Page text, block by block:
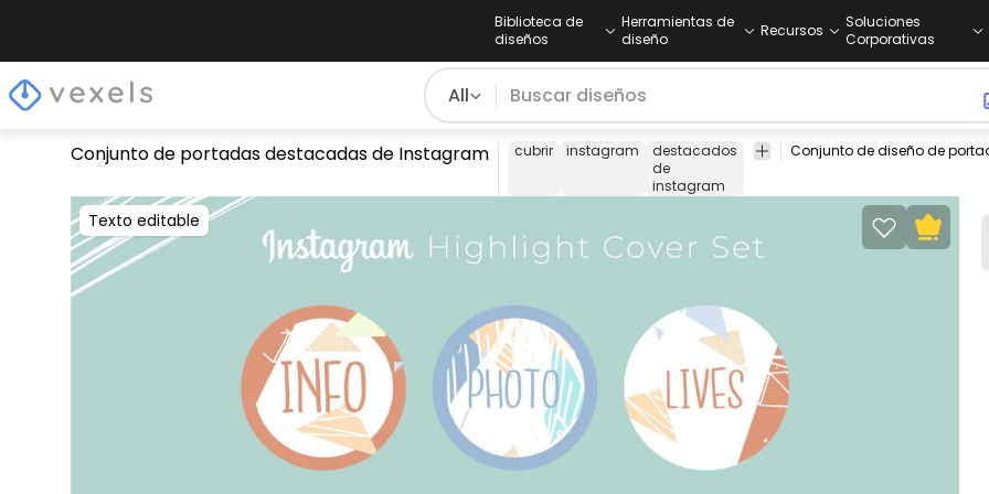
Biblioteca de
diseños
Herramientas de
diseño
Recursos
Soluciones
Corporativas
All
Conjunto de portadas destacadas de Instagram cubrir instagram
destacados
de
instagram
cubierta
botón
botón
Texto editable